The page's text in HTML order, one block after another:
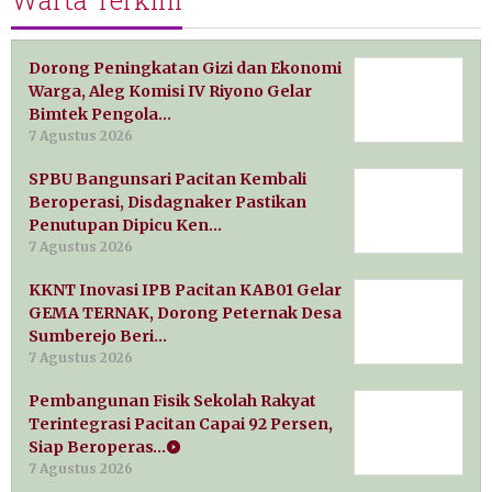
Dorong Peningkatan Gizi dan Ekonomi
Warga, Aleg Komisi IV Riyono Gelar
Bimtek Pengola…
7 Agustus 2026
SPBU Bangunsari Pacitan Kembali
Beroperasi, Disdagnaker Pastikan
Penutupan Dipicu Ken…
7 Agustus 2026
KKNT Inovasi IPB Pacitan KAB01 Gelar
GEMA TERNAK, Dorong Peternak Desa
Sumberejo Beri…
7 Agustus 2026
Pembangunan Fisik Sekolah Rakyat
Terintegrasi Pacitan Capai 92 Persen,
Siap Beroperas…
7 Agustus 2026